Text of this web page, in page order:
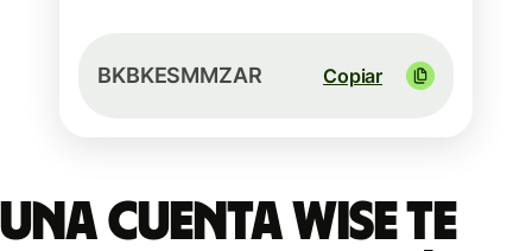
BKBKESMMZAR Copiar
Una cuenta Wise te